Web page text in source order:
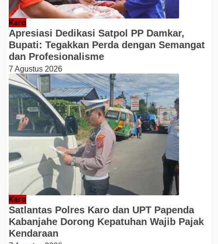
Karo
Apresiasi Dedikasi Satpol PP Damkar,
Bupati: Tegakkan Perda dengan Semangat
dan Profesionalisme
7 Agustus 2026
Karo
Satlantas Polres Karo dan UPT Papenda
Kabanjahe Dorong Kepatuhan Wajib Pajak
Kendaraan